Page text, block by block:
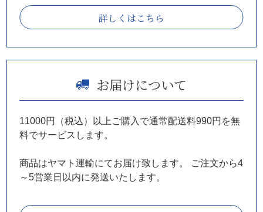
詳しくはこちら
お届けについて
11000円（税込）以上ご購入で通常配送料990円を無
料でサービスします。
商品はヤマト運輸にてお届け致します。
ご注文から4
～5営業日以内に発送いたします。